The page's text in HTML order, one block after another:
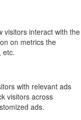
visitors interact with the
on metrics the
etc.
with relevant ads
visitors across
ads.